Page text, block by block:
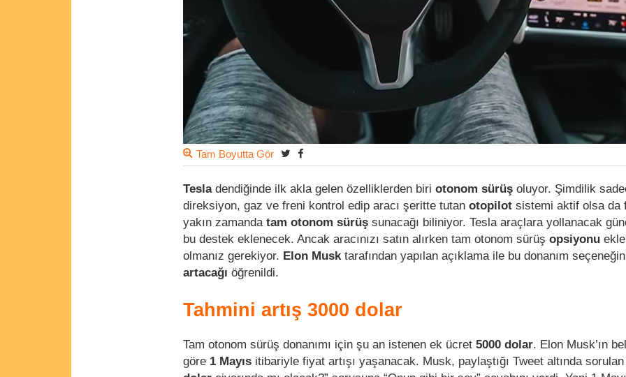
Tam Boyutta Gör
Tesladendiğinde ilk akla gelen özelliklerden biri otonom sürüş oluyor. Şimdilik
direksiyon, gaz ve freni kontrol edip aracı şeritte tutan otopilot sistemi aktif olsa da
yakın zamanda tam otonom sürüş sunacağı biliniyor. Tesla araçlara yollanacak
bu destek eklenecek. Ancak aracınızı satın alırken tam otonom sürüş opsiyonu
olmanız gerekiyor. Elon Musktarafından yapılan açıklama ile bu donanım
artacağı öğrenildi.
Tahmini artış 3000 dolar
Tam otonom sürüş donanımı için şu an istenen ek ücret 5000 dolar. Elon Musk’ın
göre 1 Mayıs itibariyle fiyat artışı yaşanacak. Musk, paylaştığı Tweet altında